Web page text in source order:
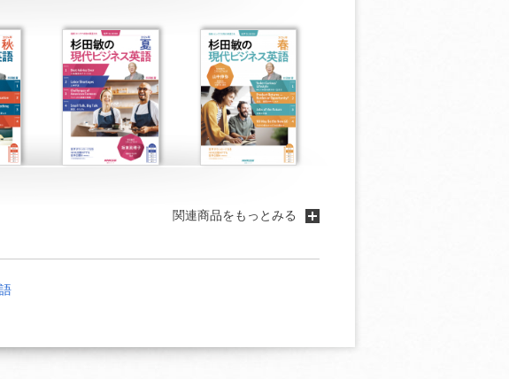
関連商品をもっとみる